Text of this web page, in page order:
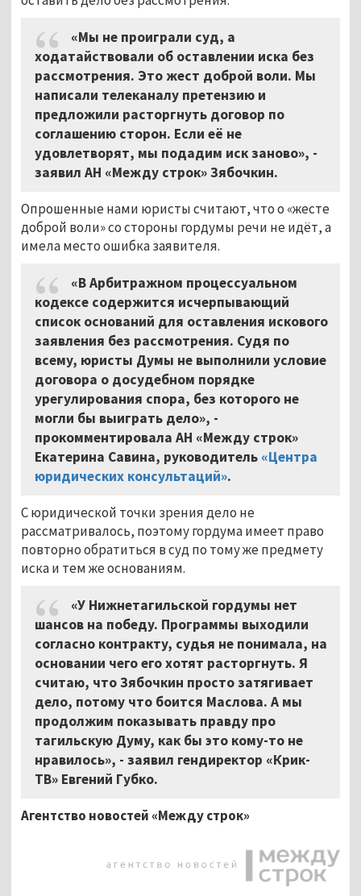
«Мы не проиграли суд, а
ходатайствовали об оставлении иска без
рассмотрения. Это жест доброй воли. Мы
написали телеканалу претензию и
предложили расторгнуть договор по
соглашению сторон. Если её не
удовлетворят, мы подадим иск заново», -
заявил АН «Между строк» Зябочкин.
Опрошенные нами юристы считают, что о «жесте
доброй воли» со стороны гордумы речи не идёт, а
имела место ошибка заявителя.
«В Арбитражном процессуальном
кодексе содержится исчерпывающий
список оснований для оставления искового
заявления без рассмотрения. Судя по
всему, юристы Думы не выполнили условие
договора о досудебном порядке
урегулирования спора, без которого не
могли бы выиграть дело», -
прокомментировала АН «Между строк»
Екатерина Савина, руководитель «Центра
юридических консультаций».
С юридической точки зрения дело не
рассматривалось, поэтому гордума имеет право
повторно обратиться в суд по тому же предмету
иска и тем же основаниям.
«У Нижнетагильской гордумы нет
шансов на победу. Программы выходили
согласно контракту, судья не понимала, на
основании чего его хотят расторгнуть. Я
считаю, что Зябочкин просто затягивает
дело, потому что боится Маслова. А мы
продолжим показывать правду про
тагильскую Думу, как бы это кому-то не
нравилось», - заявил гендиректор «Крик-
ТВ» Евгений Губко.
Агентство новостей «Между строк»